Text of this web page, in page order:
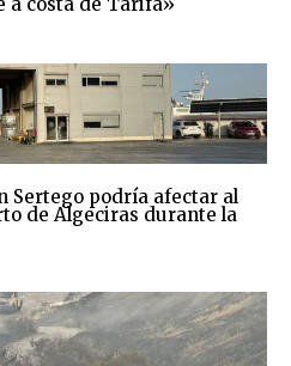
Sertego podría afectar al
de Algeciras durante la